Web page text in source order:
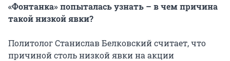
«Фонтанка» попыталась узнать – в чем причина
такой низкой явки?
Политолог Станислав Белковский считает, что
причиной столь низкой явки на акции